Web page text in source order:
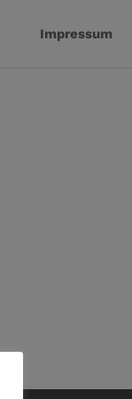
Impressum